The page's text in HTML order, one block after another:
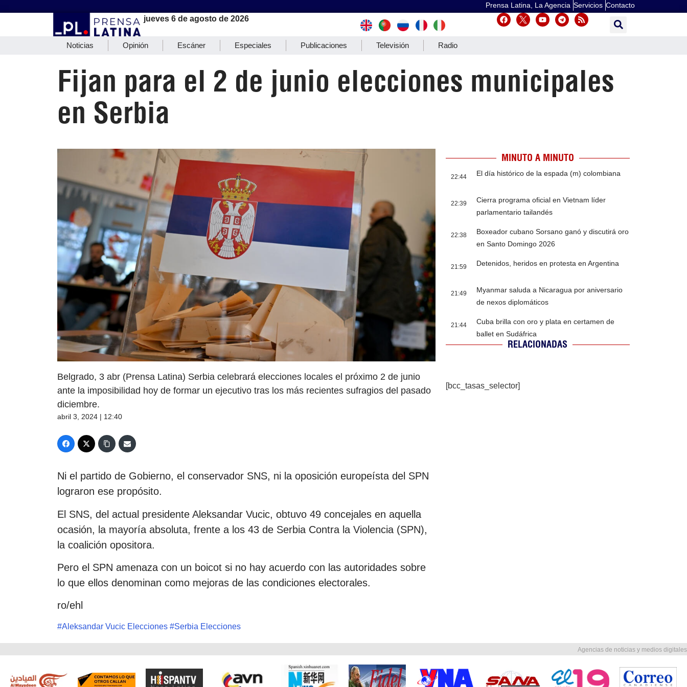
Prensa Latina, La Agencia Servicios Contacto
jueves 6 de agosto de 2026
Noticias Opinión Escáner Especiales Publicaciones Televisión Radio
Fijan para el 2 de junio elecciones municipales
en Serbia
Belgrado, 3 abr (Prensa Latina) Serbia celebrará elecciones locales el próximo 2 de junio
ante la imposibilidad hoy de formar un ejecutivo tras los más recientes sufragios del pasado
diciembre.
abril 3, 2024 | 12:40
Ni el partido de Gobierno, el conservador SNS, ni la oposición europeísta del SPN
lograron ese propósito.
El SNS, del actual presidente Aleksandar Vucic, obtuvo 49 concejales en aquella
ocasión, la mayoría absoluta, frente a los 43 de Serbia Contra la Violencia (SPN),
la coalición opositora.
Pero el SPN amenaza con un boicot si no hay acuerdo con las autoridades sobre
lo que ellos denominan como mejoras de las condiciones electorales.
ro/ehl
#Aleksandar Vucic Elecciones #Serbia Elecciones
MINUTO A MINUTO
22:44 El día histórico de la espada (m) colombiana
22:39
Cierra programa oficial en Vietnam líder
parlamentario tailandés
22:38
Boxeador cubano Sorsano ganó y discutirá oro
en Santo Domingo 2026
21:59 Detenidos, heridos en protesta en Argentina
21:49
Myanmar saluda a Nicaragua por aniversario
de nexos diplomáticos
21:44
Cuba brilla con oro y plata en certamen de
ballet en Sudáfrica
RELACIONADAS
[bcc_tasas_selector]
Agencias de noticias y medios digitales